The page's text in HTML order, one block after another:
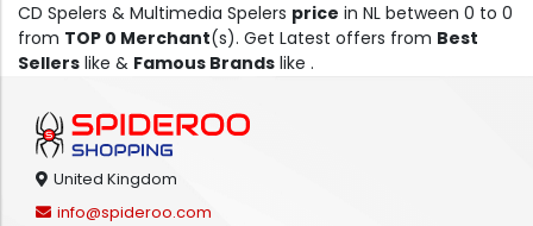
CD Spelers & Multimedia Spelers price in NL between 0 to 0
from TOP 0 Merchant(s). Get Latest offers from Best
Sellers like & Famous Brands like .
United Kingdom
info@spideroo.com